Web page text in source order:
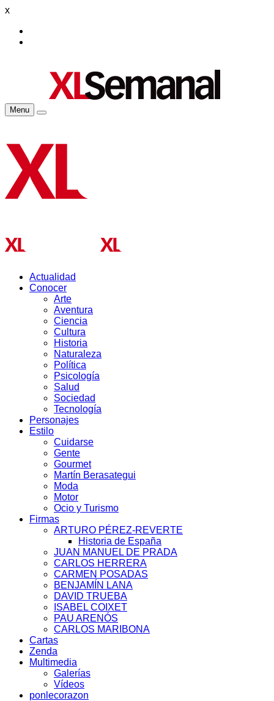
x
Menu
Actualidad
Conocer
Arte
Aventura
Ciencia
Cultura
Historia
Naturaleza
Política
Psicología
Salud
Sociedad
Tecnología
Personajes
Estilo
Cuidarse
Gente
Gourmet
Martín Berasategui
Moda
Motor
Ocio y Turismo
Firmas
ARTURO PÉREZ-REVERTE
Historia de España
JUAN MANUEL DE PRADA
CARLOS HERRERA
CARMEN POSADAS
BENJAMÍN LANA
DAVID TRUEBA
ISABEL COIXET
PAU ARENÓS
CARLOS MARIBONA
Cartas
Zenda
Multimedia
Galerías
Vídeos
ponlecorazon